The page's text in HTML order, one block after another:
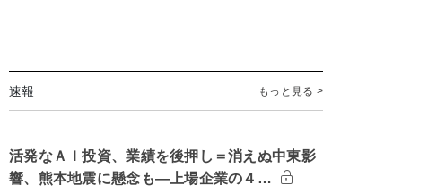
速報 もっと見る >
活発なＡＩ投資、業績を後押し＝消えぬ中東影
響、熊本地震に懸念も―上場企業の４…